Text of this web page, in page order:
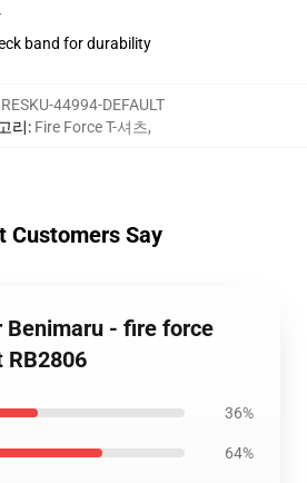
band for durability
44994-DEFAULT
리: Fire Force T-셔츠,
Customers Say
Benimaru - fire force
RB2806
36%
64%